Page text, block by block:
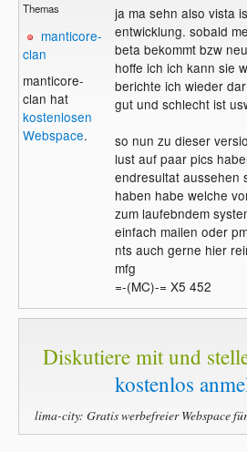
Themas
manticore-
clan
manticore-
clan hat
kostenlosen
Webspace.
ja ma sehn also vista
entwicklung. sobald
beta bekommt bzw
hoffe ich ich kann sie
berichte ich wieder
gut und schlecht ist
so nun zu dieser
lust auf paar pics
endresultat aussehen
haben habe welche
zum laufebndem
einfach mailen oder
nts auch gerne hier
mfg
=-(MC)-= X5 452
Diskutiere mit und
kostenlos
lima-city: Gratis werbefreier Webspace